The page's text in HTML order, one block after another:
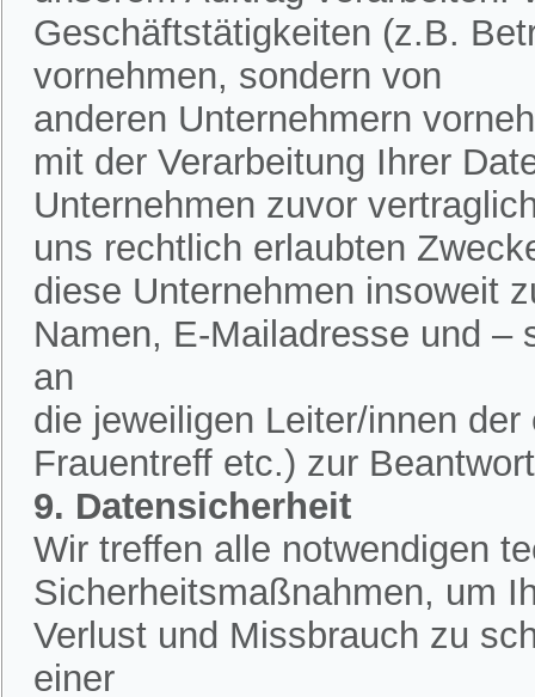
Geschäftstätigkeiten (z.B.
vornehmen, sondern von
anderen Unternehmern
mit der Verarbeitung Ihrer
Unternehmen zuvor
uns rechtlich erlaubten
diese Unternehmen insoweit
Namen, E-Mailadresse und –
an
die jeweiligen Leiter/innen
Frauentreff etc.) zur
9. Datensicherheit
Wir treffen alle notwendigen
Sicherheitsmaßnahmen, um
Verlust und Missbrauch zu
einer